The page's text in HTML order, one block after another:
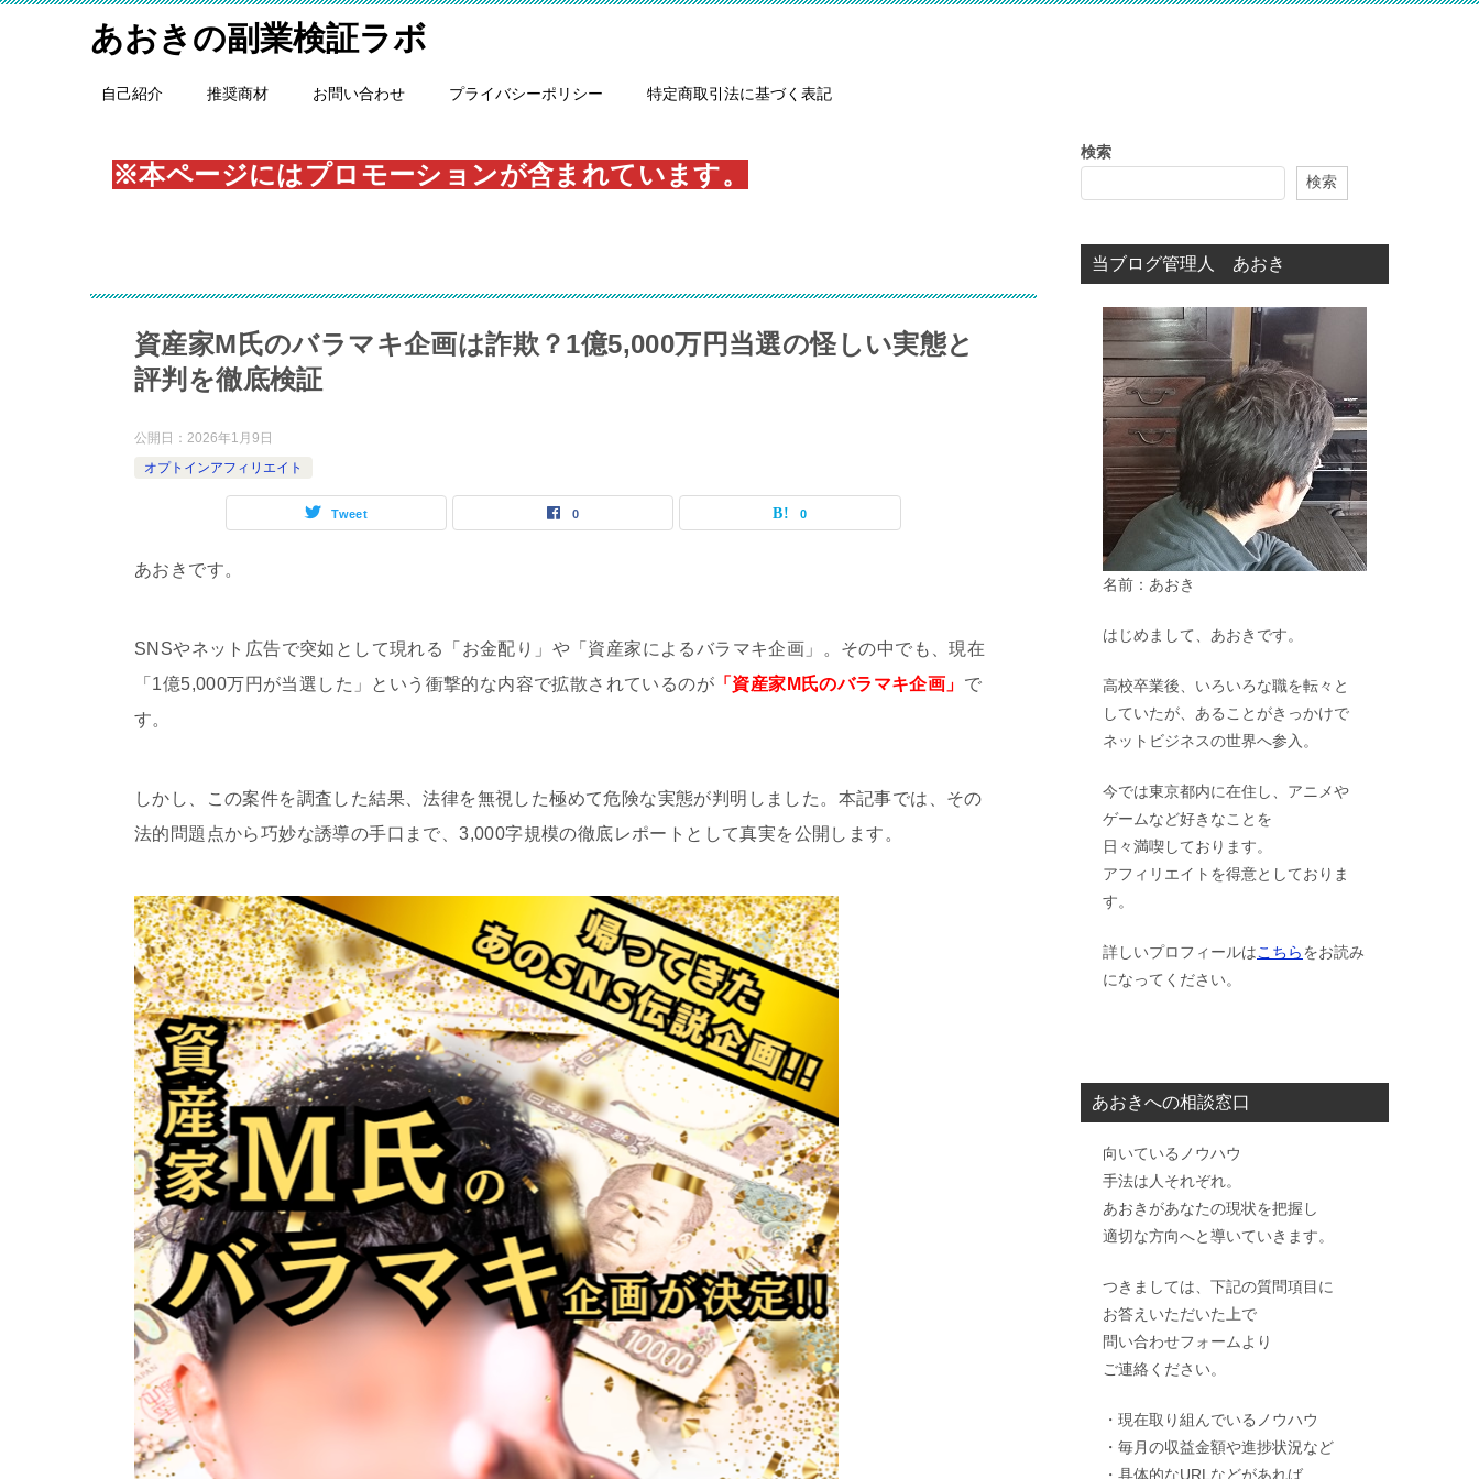
あおきの副業検証ラボ
自己紹介 推奨商材 お問い合わせ プライバシーポリシー 特定商取引法に基づく表記
※本ページにはプロモーションが含まれています。
資産家M氏のバラマキ企画は詐欺？1億5,000万円当選の怪しい実態と
評判を徹底検証
公開日： 2026年1月9日
オプトインアフィリエイト
Tweet 0 0
あおきです。
SNSやネット広告で突如として現れる「お金配り」や「資産家によるバラマキ企画」。その中でも、現在
「1億5,000万円が当選した」という衝撃的な内容で拡散されているのが 「資産家M氏のバラマキ企画」 で
す。
しかし、この案件を調査した結果、法律を無視した極めて危険な実態が判明しました。本記事では、その
法的問題点から巧妙な誘導の手口まで、3,000字規模の徹底レポートとして真実を公開します。
検索
検索
当ブログ管理人 あおき
名前：あおき
はじめまして、あおきです。
高校卒業後、いろいろな職を転々と
していたが、あることがきっかけで
ネットビジネスの世界へ参入。
今では東京都内に在住し、アニメや
ゲームなど好きなことを
日々満喫しております。
アフィリエイトを得意としておりま
す。
詳しいプロフィールはこちらをお読み
になってください。
あおきへの相談窓口
向いているノウハウ
手法は人それぞれ。
あおきがあなたの現状を把握し
適切な方向へと導いていきます。
つきましては、下記の質問項目に
お答えいただいた上で
問い合わせフォームより
ご連絡ください。
・現在取り組んでいるノウハウ
・毎月の収益金額や進捗状況など
・具体的なURLなどがあれば